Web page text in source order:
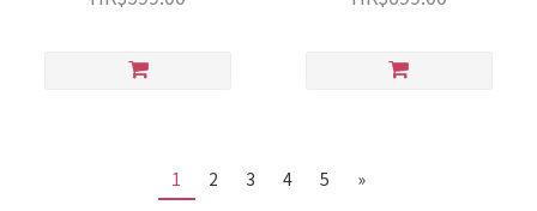
1 2 3 4 5 »